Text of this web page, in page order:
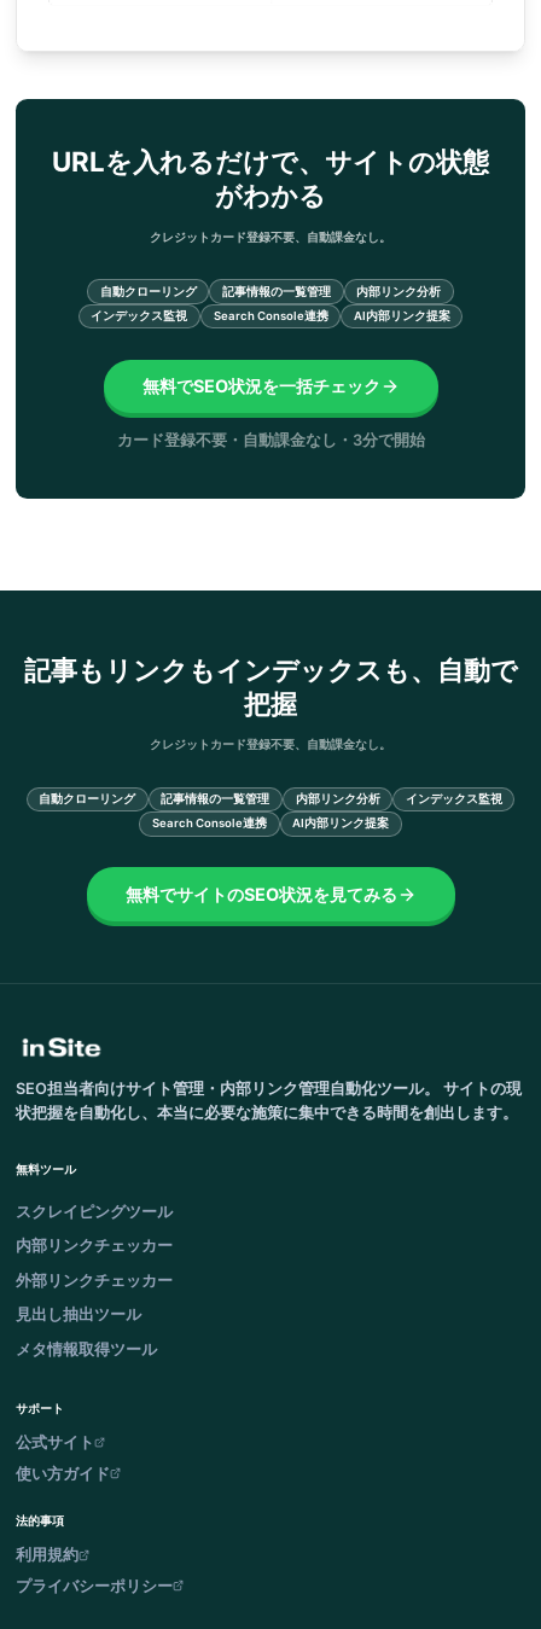
URLを入れるだけで、サイトの状態
がわかる
クレジットカード登録不要、自動課金なし。
自動クローリング 記事情報の一覧管理
内部リンク分析
インデックス監視
Search Console連携 AI内部リンク提案
無料でSEO状況を一括チェック
カード登録不要・自動課金なし・3分で開始
記事もリンクもインデックスも、自動で
把握
クレジットカード登録不要、自動課金なし。
自動クローリング 記事情報の一覧管理 内部リンク分析
インデックス監視
Search Console連携
AI内部リンク提案
無料でサイトのSEO状況を見てみる
SEO担当者向けサイト管理・内部リンク管理自動化ツール。 サイトの現
状把握を自動化し、本当に必要な施策に集中できる時間を創出します。
無料ツール
スクレイピングツール
内部リンクチェッカー
外部リンクチェッカー
見出し抽出ツール
メタ情報取得ツール
サポート
公式サイト
使い方ガイド
法的事項
利用規約
プライバシーポリシー